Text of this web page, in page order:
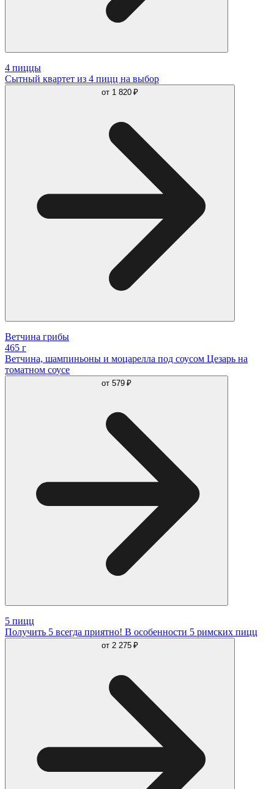
4 пиццы
Сытный квартет из 4 пицц на выбор
от 1 820 ₽
Ветчина грибы
465 г
Ветчина, шампиньоны и моцарелла под соусом Цезарь на
томатном соусе
от 579 ₽
5 пицц
Получить 5 всегда приятно! В особенности 5 римских пицц
от 2 275 ₽